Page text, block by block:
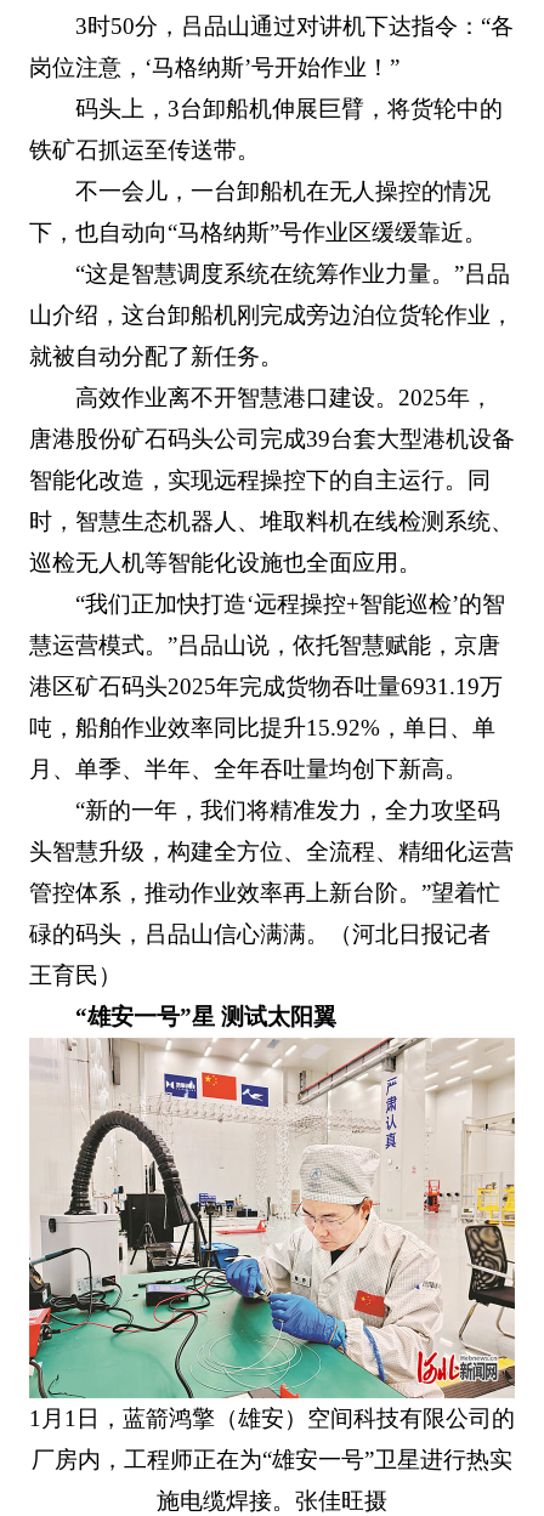
3时50分，吕品山通过对讲机下达指令：“各
岗位注意，‘马格纳斯’号开始作业！”
码头上，3台卸船机伸展巨臂，将货轮中的
铁矿石抓运至传送带。
不一会儿，一台卸船机在无人操控的情况
下，也自动向“马格纳斯”号作业区缓缓靠近。
“这是智慧调度系统在统筹作业力量。”吕品
山介绍，这台卸船机刚完成旁边泊位货轮作业，
就被自动分配了新任务。
高效作业离不开智慧港口建设。2025年，
唐港股份矿石码头公司完成39台套大型港机设备
智能化改造，实现远程操控下的自主运行。同
时，智慧生态机器人、堆取料机在线检测系统、
巡检无人机等智能化设施也全面应用。
“我们正加快打造‘远程操控+智能巡检’的智
慧运营模式。”吕品山说，依托智慧赋能，京唐
港区矿石码头2025年完成货物吞吐量6931.19万
吨，船舶作业效率同比提升15.92%，单日、单
月、单季、半年、全年吞吐量均创下新高。
“新的一年，我们将精准发力，全力攻坚码
头智慧升级，构建全方位、全流程、精细化运营
管控体系，推动作业效率再上新台阶。”望着忙
碌的码头，吕品山信心满满。（河北日报记者
王育民）
“雄安一号”星 测试太阳翼
1月1日，蓝箭鸿擎（雄安）空间科技有限公司的
厂房内，工程师正在为“雄安一号”卫星进行热实
施电缆焊接。张佳旺摄